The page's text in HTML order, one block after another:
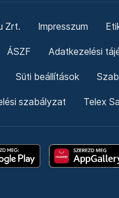
Zrt. Impresszum
ÁSZF Adatkezelési
Süti beállítások
szabályzat Telex